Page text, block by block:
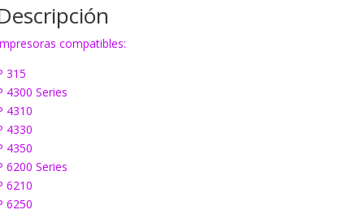
compatibles:
315
4300 Series
4310
4330
4350
6200 Series
6210
6250